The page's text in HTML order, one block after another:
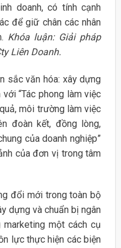
doanh, có tính cạnh
để giữ chân các nhân
Khóa luận: Giải pháp
Liên Doanh.
sắc văn hóa: xây dựng
“Tác phong làm việc
môi trường làm việc
đoàn kết, đồng lòng,
của doanh nghiệp”
của đơn vị trong tâm
đổi mới trong toàn bộ
dựng và chuẩn bị ngân
một cách cụ
lực thực hiện các biện